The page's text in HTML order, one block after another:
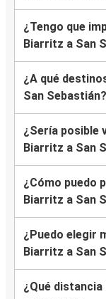
¿Tengo que
Biarritz a San
¿A qué
San Sebastián?
¿Sería posible
Biarritz a San
¿Cómo puedo
Biarritz a San
¿Puedo elegir
Biarritz a San
¿Qué